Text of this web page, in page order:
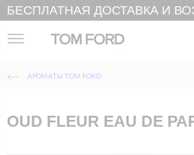
БЕСПЛАТНАЯ ДОСТАВКА И
АРОМАТЫ TOM FORD
OUD FLEUR EAU DE